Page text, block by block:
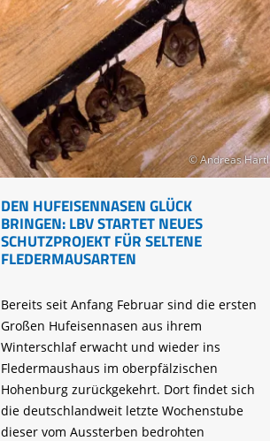
Waischenfeld
© Andreas Hartl
DEN HUFEISENNASEN GLÜCK
BRINGEN: LBV STARTET NEUES
SCHUTZPROJEKT FÜR SELTENE
FLEDERMAUSARTEN
Bereits seit Anfang Februar sind die ersten
Großen Hufeisennasen aus ihrem
Winterschlaf erwacht und wieder ins
Fledermaushaus im oberpfälzischen
Hohenburg zurückgekehrt. Dort findet sich
die deutschlandweit letzte Wochenstube
dieser vom Aussterben bedrohten